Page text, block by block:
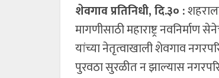
शेवगाव प्रतिनिधी, दि.३० :
मागणीसाठी महाराष्ट्र
यांच्या नेतृत्वाखाली शेवगाव
पुरवठा सुरळीत न झाल्यास